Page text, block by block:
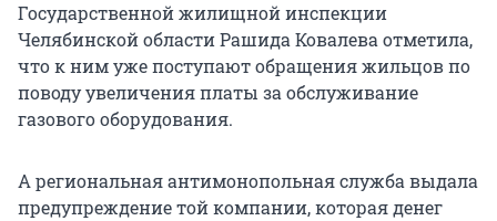
Государственной жилищной инспекции
Челябинской области Рашида Ковалева отметила,
что к ним уже поступают обращения жильцов по
поводу увеличения платы за обслуживание
газового оборудования.
А региональная антимонопольная служба выдала
предупреждение той компании, которая денег